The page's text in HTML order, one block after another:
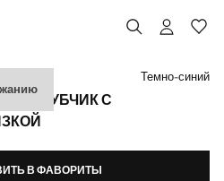
В РУБЧИК С
]
Темно-синий
В ФАВОРИТЫ